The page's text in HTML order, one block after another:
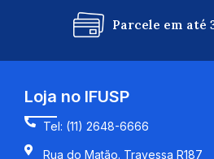
Parcele em até
Loja no IFUSP
Tel: (11) 2648-6666
Rua do Matão. Travessa R187